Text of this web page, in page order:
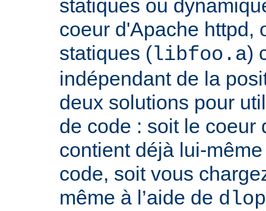
statiques ou
coeur d'Apache httpd,
statiques (libfoo.a)
indépendant de la
deux solutions pour
de code : soit le coeur
contient déjà lui-
code, soit vous
même à l’aide de